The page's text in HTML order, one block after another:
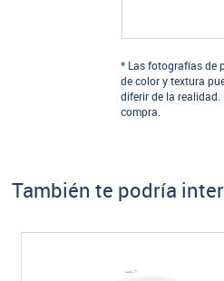
* Las fotografías de
de color y textura
diferir de la realidad.
compra.
También te podría